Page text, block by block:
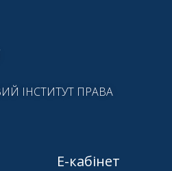
ІНСТИТУТ ПРАВА
Е-кабінет